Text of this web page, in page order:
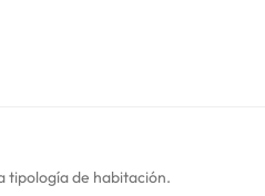
tipología de habitación.